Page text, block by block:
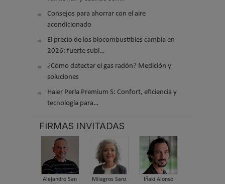
Consejos para ahorrar con el aire
acondicionado
El precio de los biocombustibles cambia en
2026: fuerte subi…
¿Cómo detectar el gas radón? Medición y
soluciones
Haier Perla Premium S: Confort, eficiencia y
tecnología para…
FIRMAS INVITADAS
Alejandro San
Milagros Sanz Iñaki Alonso